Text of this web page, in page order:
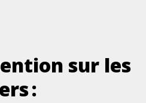
sur les
: